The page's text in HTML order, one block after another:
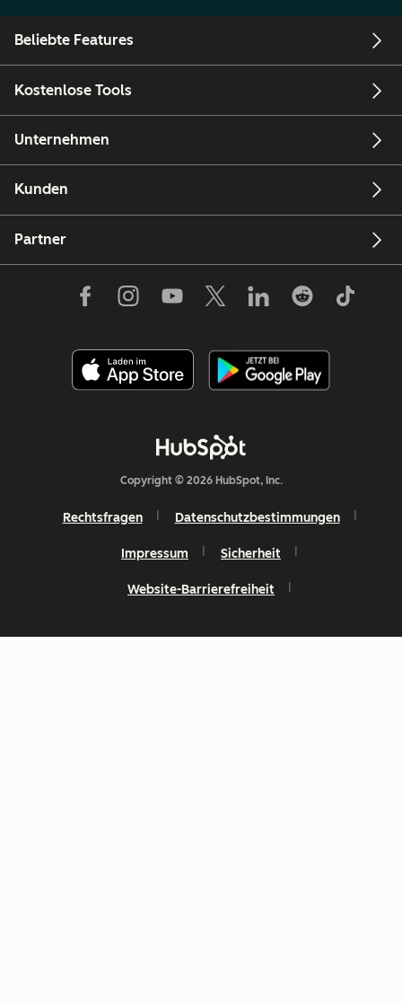
Beliebte Features
Kostenlose Tools
Unternehmen
Kunden
Partner
Copyright © 2026 HubSpot, Inc.
Rechtsfragen Datenschutzbestimmungen
Impressum Sicherheit
Website-Barrierefreiheit